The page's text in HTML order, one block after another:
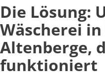
Die Lösung:
Wäscherei
Altenberge,
funktioniert